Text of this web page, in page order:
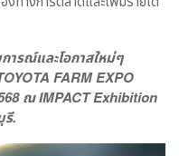
ารณ์และโอกาสใหม่ๆ
FARM EXPO
ณIMPACT Exhibition
รี.